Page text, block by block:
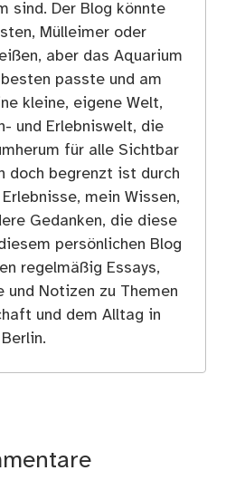
sind. Der Blog könnte
Mülleimer oder
aber das Aquarium
passte und am
kleine, eigene Welt,
und Erlebniswelt, die
für alle Sichtbar
doch begrenzt ist durch
mein Wissen,
Gedanken, die diese
persönlichen Blog
regelmäßig Essays,
und Notizen zu Themen
und dem Alltag in
Berlin.